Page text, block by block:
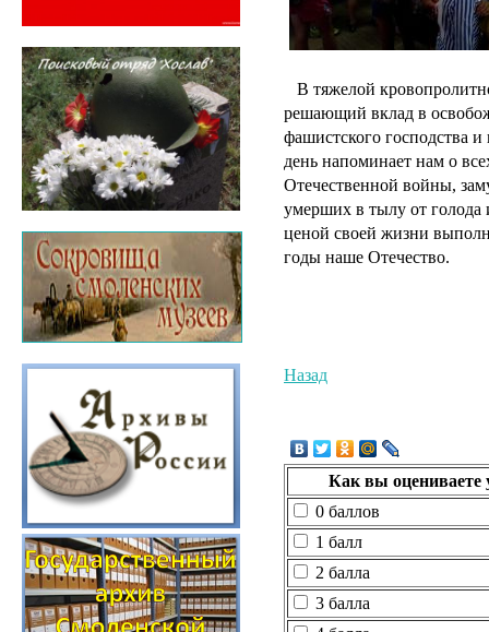
В тяжелой
решающий вклад в
фашистского господства
день напоминает нам о
Отечественной войны,
умерших в тылу от
ценой своей жизни
годы наше Отечество.
Назад
Как вы оцениваете
0 баллов
1 балл
2 балла
3 балла